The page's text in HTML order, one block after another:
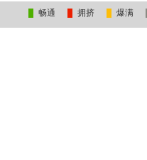
畅通 拥挤 爆满